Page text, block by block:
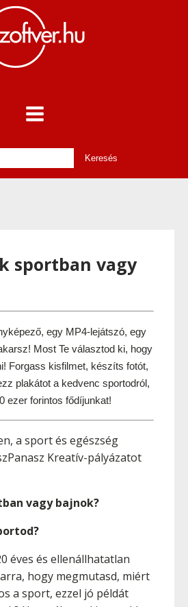
sportban vagy
egy MP4-lejátszó, egy
Most Te választod ki, hogy
Forgass kisfilmet, készíts fotót,
plakátot a kedvenc sportodról,
ezer forintos fődíjunkat!
a sport és egészség
Kreatív-pályázatot
vagy bajnok?
éves és ellenállhatatlan
hogy megmutasd, miért
a sport, ezzel jó példát